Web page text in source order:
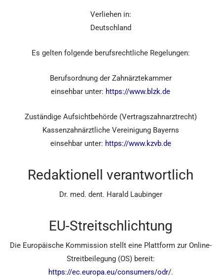
Verliehen in:
Deutschland
Es gelten folgende berufsrechtliche Regelungen:
Berufsordnung der Zahnärztekammer
einsehbar unter: https://www.blzk.de
Zuständige Aufsichtbehörde (Vertragszahnarztrecht)
Kassenzahnärztliche Vereinigung Bayerns
einsehbar unter: https://www.kzvb.de
Redaktionell verantwortlich
Dr. med. dent. Harald Laubinger
EU-Streitschlichtung
Die Europäische Kommission stellt eine Plattform zur Online-
Streitbeilegung (OS) bereit:
https://ec.europa.eu/consumers/odr/.